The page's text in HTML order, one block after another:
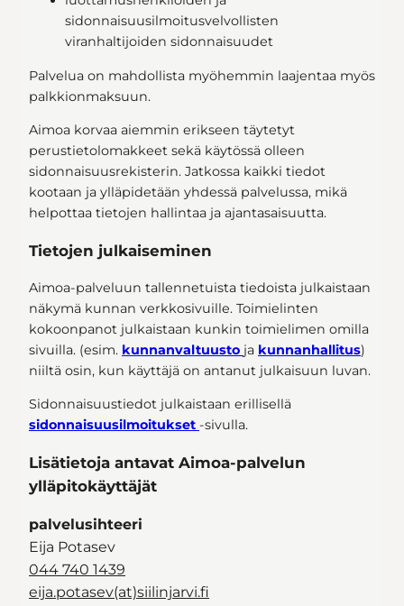
sidonnaisuusilmoitusvelvollisten
viranhaltijoiden sidonnaisuudet
Palvelua on mahdollista myöhemmin laajentaa myös
palkkionmaksuun.
Aimoa korvaa aiemmin erikseen täytetyt
perustietolomakkeet sekä käytössä olleen
sidonnaisuusrekisterin. Jatkossa kaikki tiedot
kootaan ja ylläpidetään yhdessä palvelussa, mikä
helpottaa tietojen hallintaa ja ajantasaisuutta.
Tietojen julkaiseminen
Aimoa-palveluun tallennetuista tiedoista julkaistaan
näkymä kunnan verkkosivuille. Toimielinten
kokoonpanot julkaistaan kunkin toimielimen omilla
sivuilla. (esim. kunnanvaltuusto ja kunnanhallitus)
niiltä osin, kun käyttäjä on antanut julkaisuun luvan.
Sidonnaisuustiedot julkaistaan erillisellä
sidonnaisuusilmoitukset -sivulla.
Lisätietoja antavat Aimoa-palvelun
ylläpitokäyttäjät
palvelusihteeri
Eija Potasev
044 740 1439
eija.potasev(at)siilinjarvi.fi